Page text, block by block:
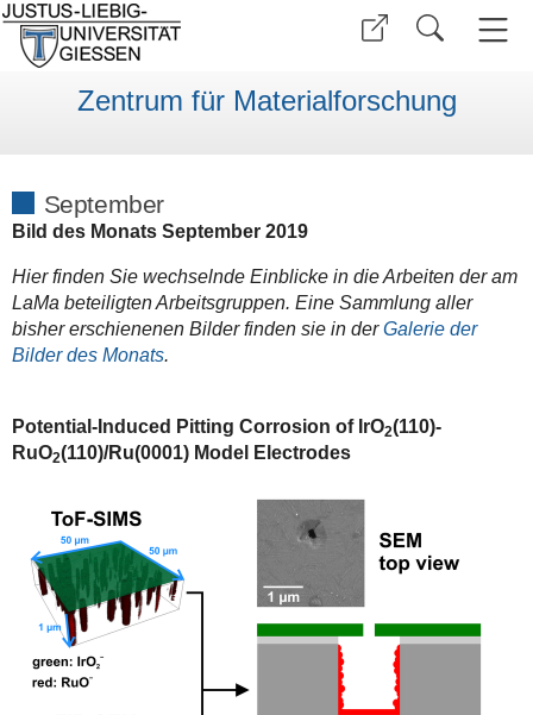
Zentrum für Materialforschung
September
Bild des Monats September 2019
Hier finden Sie wechselnde Einblicke in die Arbeiten der am
LaMa beteiligten Arbeitsgruppen. Eine Sammlung aller
bisher erschienenen Bilder finden sie in derGalerie der
Bilder des Monats.
Potential-Induced Pitting Corrosion of IrO2(110)-
RuO2(110)/Ru(0001) Model Electrodes